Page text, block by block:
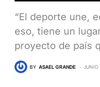
“El deporte une,
eso, tiene un
proyecto de país
BY ASAEL GRANDE JUNIO